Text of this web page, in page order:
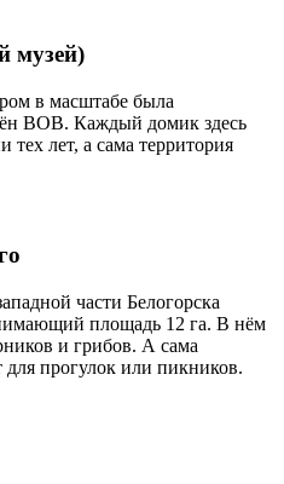
музей)
в масштабе была
ВОВ. Каждый домик здесь
тех лет, а сама территория
части Белогорска
площадь 12 га. В нём
и грибов. А сама
для прогулок или пикников.